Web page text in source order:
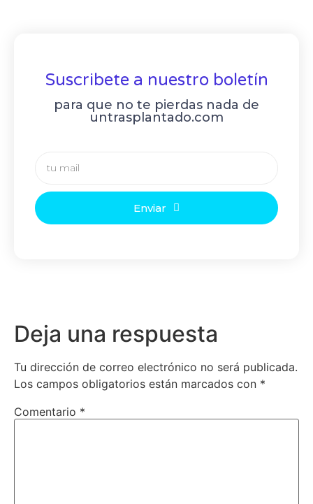
Suscribete a nuestro boletín
para que no te pierdas nada de
untrasplantado.com
Enviar
Deja una respuesta
Tu dirección de correo electrónico no será publicada.
Los campos obligatorios están marcados con *
Comentario *